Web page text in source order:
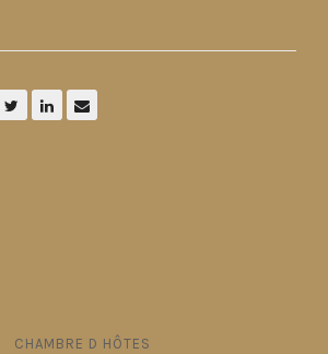
CHAMBRE D HÔTES